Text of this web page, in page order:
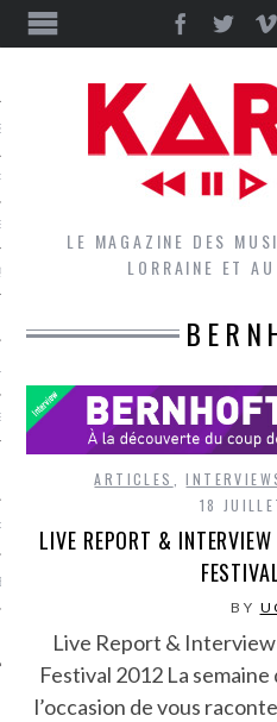
GROUPES DU LOCAL
LE MAGAZINE DES
LORRAINE ET
ARTICLES ,
18
LIVE REPORT &
BY
Live Report &
Festival 2012 La
l’occasion de vous